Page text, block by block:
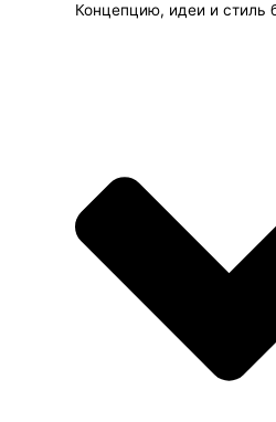
Концепцию, идеи и стиль